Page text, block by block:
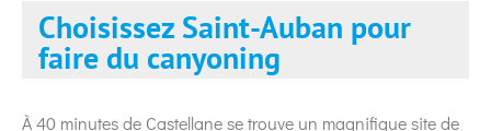
Choisissez Saint-Auban pour
faire du canyoning
À 40 minutes de Castellane se trouve un magnifique site de